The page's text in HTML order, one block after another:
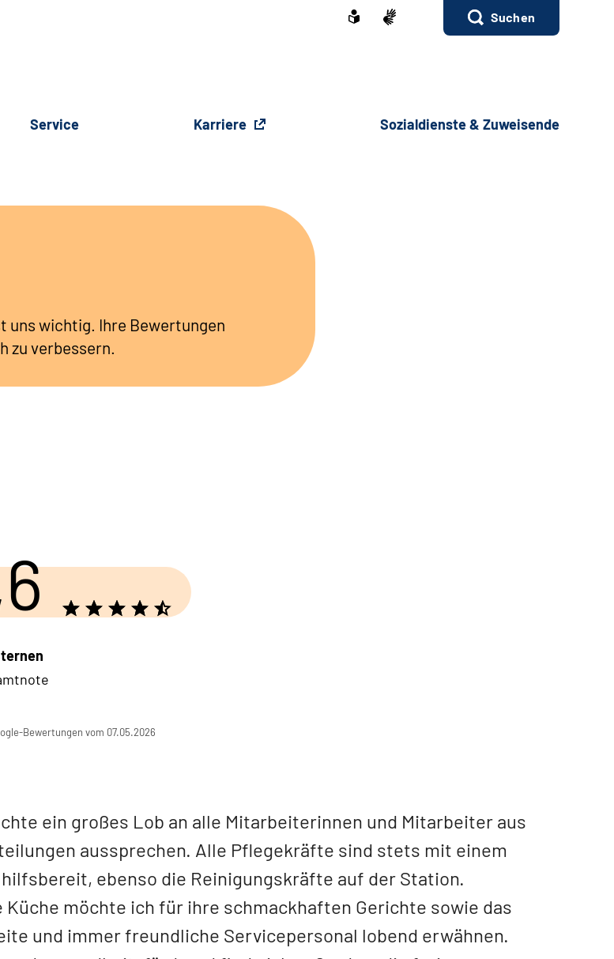
Suchen
Service Karriere Sozialdienste & Zuweisende
uns wichtig. Ihre Bewertungen
zu verbessern.
Bewertungen vom 07.05.2026
ein großes Lob an alle Mitarbeiterinnen und Mitarbeiter aus
aussprechen. Alle Pflegekräfte sind stets mit einem
ebenso die Reinigungskräfte auf der Station.
Küche möchte ich für ihre schmackhaften Gerichte sowie das
und immer freundliche Servicepersonal lobend erwähnen.